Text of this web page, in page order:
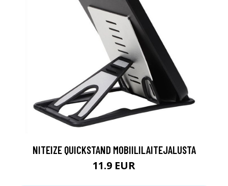
NITEIZE QUICKSTAND MOBIILILAITEJALUSTA
11.9 EUR